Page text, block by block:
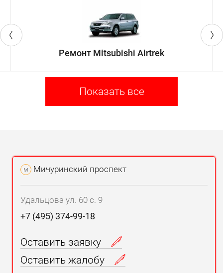
Ремонт Mitsubishi Airtrek
Показать все
м Мичуринский проспект
Удальцова ул. 60 с. 9
+7 (495) 374-99-18
Оставить заявку
Оставить жалобу